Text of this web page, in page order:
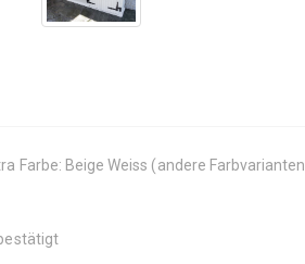
Farbe: Beige Weiss (andere Farbvarianten